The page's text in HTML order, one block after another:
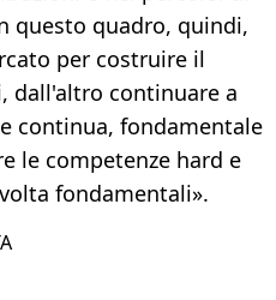
questo quadro, quindi,
per costruire il
dall'altro continuare a
continua, fondamentale
le competenze hard e
fondamentali».